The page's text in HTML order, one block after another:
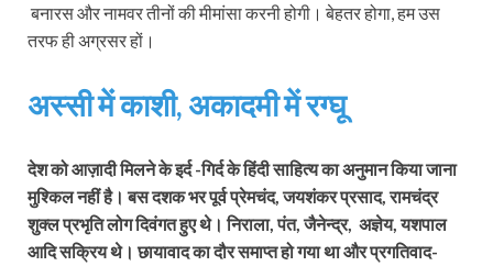
बनारस और नामवर तीनों की मीमांसा करनी होगी। बेहतर होगा, हम उस
तरफ ही अग्रसर हों।
अस्‍सी में काशी, अकादमी में रग्‍घू
देश को आज़ादी मिलने के इर्द -गिर्द के हिंदी साहित्य का अनुमान किया जाना
मुश्किल नहीं है। बस दशक भर पूर्व प्रेमचंद, जयशंकर प्रसाद, रामचंद्र
शुक्ल प्रभृति लोग दिवंगत हुए थे। निराला, पंत, जैनेन्द्र, अज्ञेय, यशपाल
आदि सक्रिय थे। छायावाद का दौर समाप्त हो गया था और प्रगतिवाद-